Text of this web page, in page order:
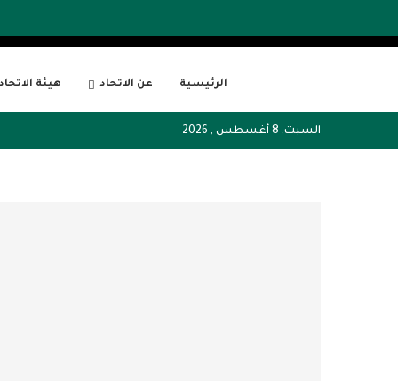
الرئيسية عن الاتحاد هيئة
السبت, 8 أغسطس , 2026